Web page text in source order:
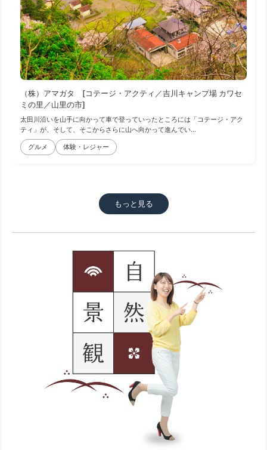
（株）アマガタ [コテージ・アクティ／吉川キャンプ場 カワセ
ミの里／山里の市]
太田川沿いを山手に向かって車で登っていったところには「コテージ・アク
ティ」が、そして、そこからさらに山へ向かって進んでい...
グルメ 体験・レジャー
もっと見る